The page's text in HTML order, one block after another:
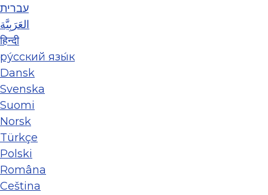
עברית
العَرَبِيَّة
हिन्दी
ру́сский язы́к
Dansk
Svenska
Suomi
Norsk
Türkçe
Polski
Româna
Ceština